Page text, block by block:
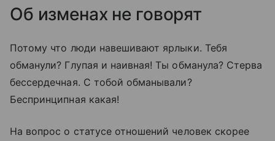
Об изменах не говорят
Потому что люди навешивают ярлыки. Тебя
обманули? Глупая и наивная! Ты обманула? Стерва
бессердечная. С тобой обманывали?
Беспринципная какая!
На вопрос о статусе отношений человек скорее